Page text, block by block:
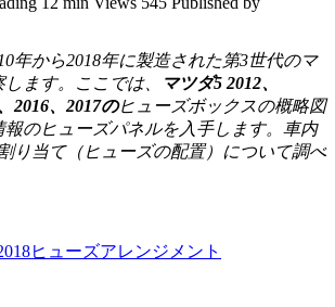
年から2018年に製造された第3世代のマ
ます。ここでは、
マツダ5 2012、
2016、2017のヒューズボックスの概略図
報のヒューズパネルを入手します。 車内
り当て（ヒューズの配置）について調べ
ヒューズアレンジメント